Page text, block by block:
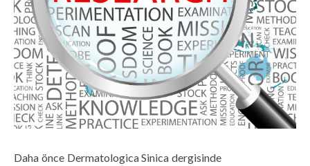
Daha önce Dermatologica Sinica dergisinde